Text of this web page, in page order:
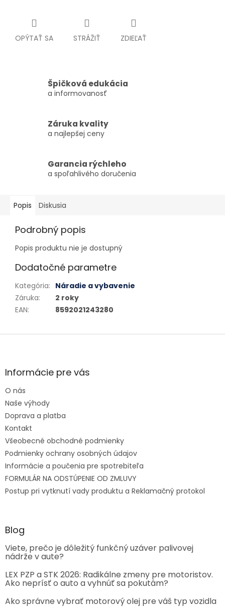
OPÝTAŤ SA STRÁŽIŤ ZDIEĽAŤ
Špičková edukácia
a informovanosť
Záruka kvality
a najlepšej ceny
Garancia rýchleho
a spoľahlivého doručenia
Popis Diskusia
Podrobný popis
Popis produktu nie je dostupný
Dodatočné parametre
Kategória: Náradie a vybavenie
Záruka:
2 roky
EAN: 8592021243280
Zápätie
Informácie pre vás
O nás
Naše výhody
Doprava a platba
Kontakt
Všeobecné obchodné podmienky
Podmienky ochrany osobných údajov
Informácie a poučenia pre spotrebiteľa
FORMULÁR NA ODSTÚPENIE OD ZMLUVY
Postup pri vytknutí vady produktu a Reklamačný protokol
Blog
Viete, prečo je dôležitý funkčný uzáver palivovej
nádrže v aute?
LEX PZP a STK 2026: Radikálne zmeny pre motoristov.
Ako neprísť o auto a vyhnúť sa pokutám?
Ako správne vybrať motorový olej pre váš typ vozidla